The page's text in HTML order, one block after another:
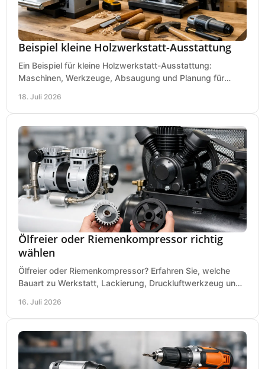
Beispiel kleine Holzwerkstatt-Ausstattung
Ein Beispiel für kleine Holzwerkstatt-Ausstattung:
Maschinen, Werkzeuge, Absaugung und Planung für
18. Juli 2026
Ölfreier oder Riemenkompressor richtig
wählen
Ölfreier oder Riemenkompressor? Erfahren Sie, welche
Bauart zu Werkstatt, Lackierung, Druckluftwerkzeug und
16. Juli 2026